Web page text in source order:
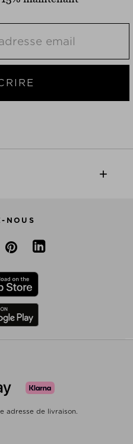
NOUS
adresse de livraison.